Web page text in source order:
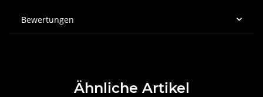
Bewertungen
Ähnliche Artikel